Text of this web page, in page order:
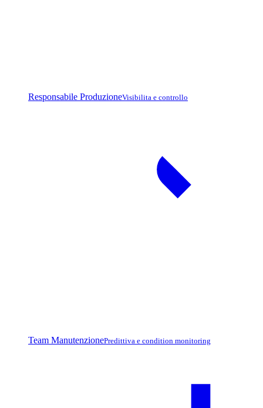
Responsabile ProduzioneVisibilita e controllo
Team ManutenzionePredittiva e condition monitoring